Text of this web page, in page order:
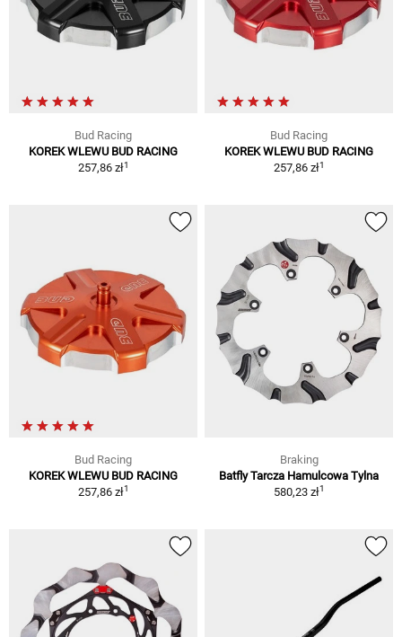
Bud Racing
KOREK WLEWU BUD RACING
257,86 zł1
Bud Racing
KOREK WLEWU BUD RACING
257,86 zł1
Bud Racing
KOREK WLEWU BUD RACING
257,86 zł1
Braking
Batfly Tarcza Hamulcowa Tylna
580,23 zł1